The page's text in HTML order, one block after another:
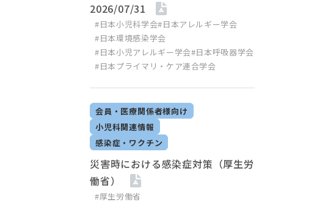
#日本小児科学会#日本アレルギー学会
#日本環境感染学会
#日本小児アレルギー学会#日本呼吸器学会
#日本プライマリ・ケア連合学会
2026/07/31
会員・医療関係者様向け
小児科関連情報
感染症・ワクチン
#厚生労働省
災害時における感染症対策（厚生労
働省）